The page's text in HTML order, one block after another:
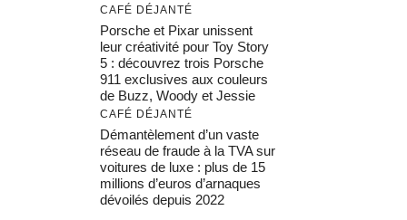
CAFÉ DÉJANTÉ
Porsche et Pixar unissent
leur créativité pour Toy Story
5 : découvrez trois Porsche
911 exclusives aux couleurs
de Buzz, Woody et Jessie
CAFÉ DÉJANTÉ
Démantèlement d’un vaste
réseau de fraude à la TVA sur
voitures de luxe : plus de 15
millions d’euros d’arnaques
dévoilés depuis 2022